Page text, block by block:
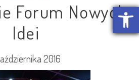
Otwórz
Forum Nowych
Idei
2016